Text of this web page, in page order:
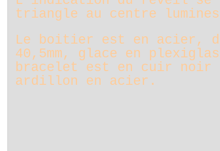
triangle au centre
Le boitier est en acier,
40,5mm, glace en
bracelet est en cuir noir
ardillon en acier.